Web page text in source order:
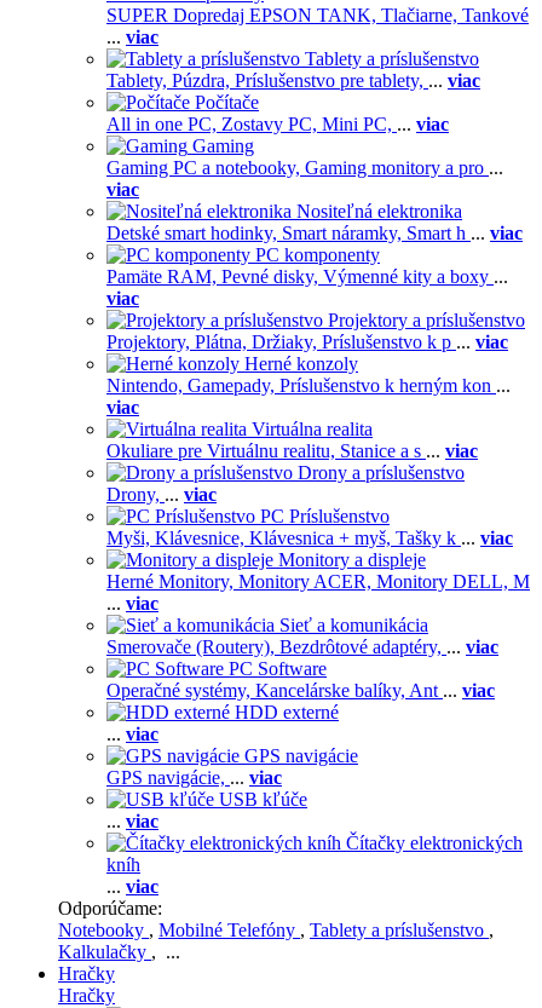
SUPER Dopredaj EPSON TANK, Tlačiarne, Tankové
... viac
Tablety a príslušenstvo
Tablety, Púzdra, Príslušenstvo pre tablety, ... viac
Počítače
All in one PC, Zostavy PC, Mini PC, ... viac
Gaming
Gaming PC a notebooky, Gaming monitory a pro ...
viac
Nositeľná elektronika
Detské smart hodinky, Smart náramky, Smart h ... viac
PC komponenty
Pamäte RAM, Pevné disky, Výmenné kity a boxy ...
viac
Projektory a príslušenstvo
Projektory, Plátna, Držiaky, Príslušenstvo k p ... viac
Herné konzoly
Nintendo, Gamepady, Príslušenstvo k herným kon ...
viac
Virtuálna realita
Okuliare pre Virtuálnu realitu, Stanice a s ... viac
Drony a príslušenstvo
Drony, ... viac
PC Príslušenstvo
Myši, Klávesnice, Klávesnica + myš, Tašky k ... viac
Monitory a displeje
Herné Monitory, Monitory ACER, Monitory DELL, M
... viac
Sieť a komunikácia
Smerovače (Routery), Bezdrôtové adaptéry, ... viac
PC Software
Operačné systémy, Kancelárske balíky, Ant ... viac
HDD externé
... viac
GPS navigácie
GPS navigácie, ... viac
USB kľúče
... viac
Čítačky elektronických
kníh
... viac
Odporúčame:
Notebooky , Mobilné Telefóny , Tablety a príslušenstvo ,
Kalkulačky , ...
Hračky
Hračky